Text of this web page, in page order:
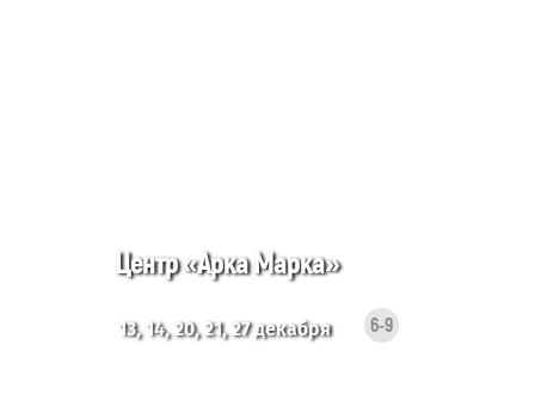
Центр «Арка Марка»
13, 14, 20, 21, 27 декабря 6-9